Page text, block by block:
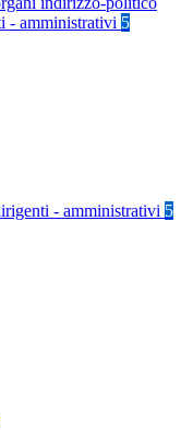
- amministrativi 5
- amministrativi 5